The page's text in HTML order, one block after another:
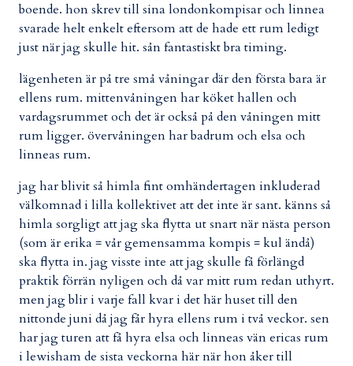
boende. hon skrev till sina londonkompisar och linnea
svarade helt enkelt eftersom att de hade ett rum ledigt
just när jag skulle hit. sån fantastiskt bra timing.
lägenheten är på tre små våningar där den första bara är
ellens rum. mittenvåningen har köket hallen och
vardagsrummet och det är också på den våningen mitt
rum ligger. övervåningen har badrum och elsa och
linneas rum.
jag har blivit så himla fint omhändertagen inkluderad
välkomnad i lilla kollektivet att det inte är sant. känns så
himla sorgligt att jag ska flytta ut snart när nästa person
(som är erika = vår gemensamma kompis = kul ändå)
ska flytta in. jag visste inte att jag skulle få förlängd
praktik förrän nyligen och då var mitt rum redan uthyrt.
men jag blir i varje fall kvar i det här huset till den
nittonde juni då jag får hyra ellens rum i två veckor. sen
har jag turen att få hyra elsa och linneas vän ericas rum
i lewisham de sista veckorna här när hon åker till